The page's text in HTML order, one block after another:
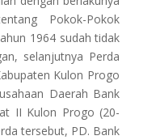
Pokok-Pokok
1964 sudah tidak
selanjutnya Perda
Kulon Progo
Daerah Bank
II Kulon Progo (20-
tersebut, PD. Bank